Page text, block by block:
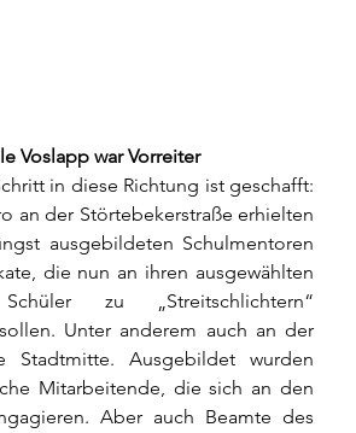
Voslapp war Vorreiter
in diese Richtung ist geschafft:
an der Störtebekerstraße erhielten
ausgebildeten Schulmentoren
die nun an ihren ausgewählten
zu „Streitschlichtern“
Unter anderem auch an der
Stadtmitte. Ausgebildet wurden
Mitarbeitende, die sich an den
Aber auch Beamte des